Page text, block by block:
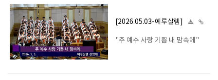
[2026.05.03-예루살렘]
"주 예수 사랑 기쁨 내 맘속에"